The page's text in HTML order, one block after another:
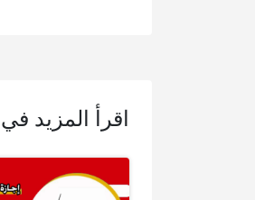
اقرأ المزيد في